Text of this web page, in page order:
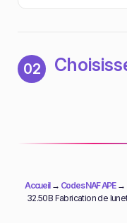
02
Accueil→ Codes NAF APE→
32.50B Fabrication de